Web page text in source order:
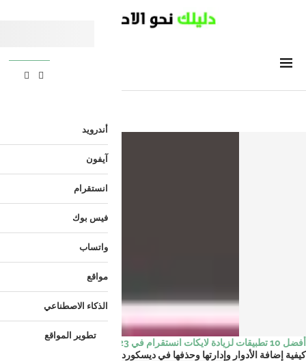
أفضل 10 تطبيقات لزيادة لايكات انستقرام في 2023
كيفية إضافة الأدوار وإدارتها وحذفها في ديسكورد Discord
أندرويد
آيفون
انستقرام
فيس بوك
واتساب
مواقع
الذكاء الاصطناعي
تطوير المواقع